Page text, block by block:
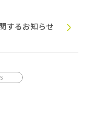
するお知らせ